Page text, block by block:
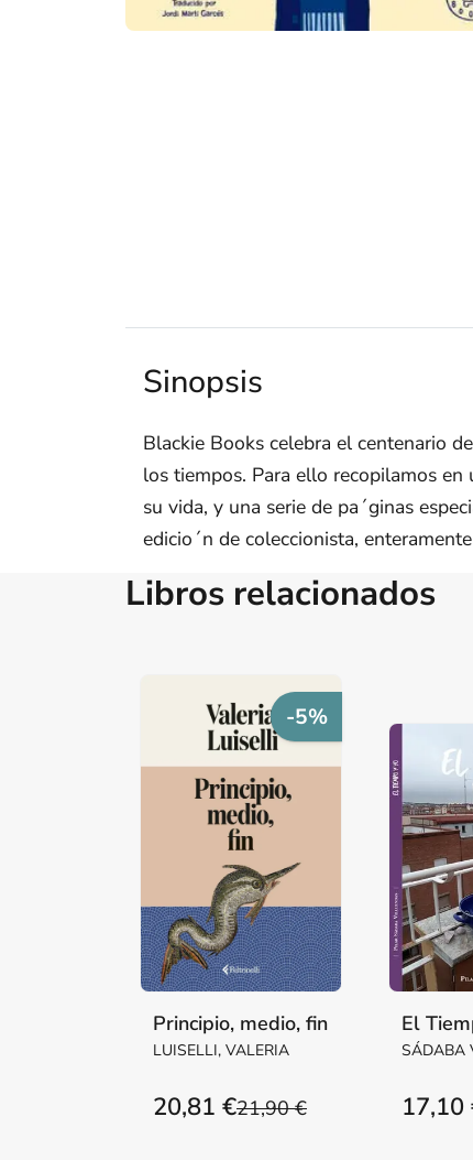
Sinopsis
Blackie Books celebra el centenario
los tiempos. Para ello recopilamos
su vida, y una serie de pa´ginas
edicio´n de coleccionista,
Libros relacionados
-5%
Principio, medio, fin
LUISELLI, VALERIA
21,90 €
20,81 €
El
SÁDABA
17,10